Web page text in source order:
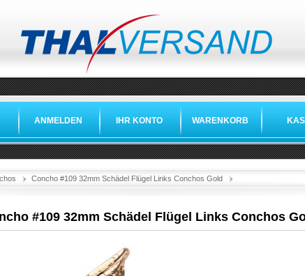
ANMELDEN IHR KONTO WARENKORB
Concho #109 32mm Schädel Flügel Links Conchos Gold
#109 32mm Schädel Flügel Links Conchos